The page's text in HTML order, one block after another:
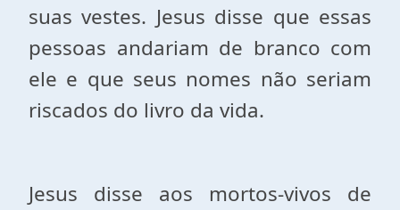
suas vestes. Jesus disse que essas
pessoas andariam de branco com
ele e que seus nomes não seriam
riscados do livro da vida.
Jesus disse aos mortos-vivos de